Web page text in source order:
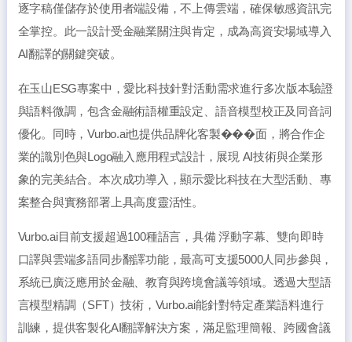
逐字稿僅儲存於使用者端設備，不上傳雲端，確保敏感資訊完
全掌控。此一設計受金融業關注與肯定，成為高資安場域導入
AI翻譯的關鍵突破。
在玉山ESG專案中，愛比科技針對活動需求進行多次版本驗證
與語料微調，包含金融術語權重設定、語音模型校正及同音詞
優化。同時，Vurbo.ai也提供品牌化客製���面，將合作企
業的識別色與Logo融入應用程式設計，展現 AI技術與企業形
象的完美結合。本次成功導入，顯示愛比科技在大型活動、專
案整合與實務部署上具高度靈活性。
Vurbo.ai目前支援超過100種語言，具備 浮動字幕、雙向即時
口譯與雲端多語同步翻譯功能，最高可支援5000人同步參與，
系統已廣泛應用於金融、教育與跨境會議等領域。透過大型語
言模型精調（SFT）技術，Vurbo.ai能針對特定產業語料進行
訓練，提供客製化AI翻譯解決方案，滿足監理簡報、跨國會議